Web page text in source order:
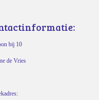
bij 10
de Vries